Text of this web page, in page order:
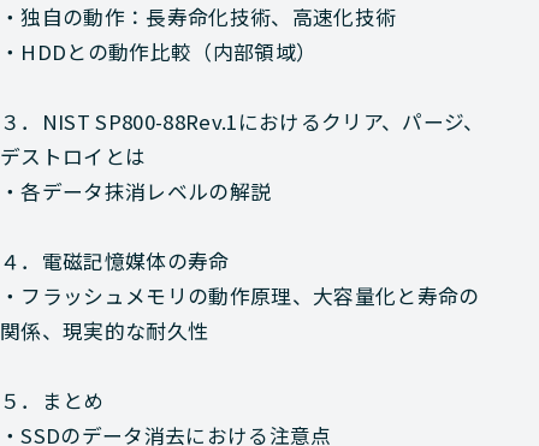
・独自の動作：長寿命化技術、高速化技術
・HDDとの動作比較（内部領域）
３．NIST SP800-88Rev.1におけるクリア、パージ、
デストロイとは
・各データ抹消レベルの解説
４．電磁記憶媒体の寿命
・フラッシュメモリの動作原理、大容量化と寿命の
関係、現実的な耐久性
５．まとめ
・SSDのデータ消去における注意点